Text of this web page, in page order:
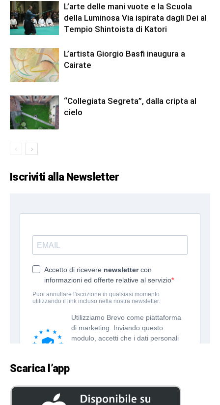
L’arte delle mani vuote e la Scuola
della Luminosa Via ispirata dagli Dei al
Tempio Shintoista di Katori
L’artista Giorgio Basfi inaugura a
Cairate
“Collegiata Segreta”, dalla cripta al
cielo
Iscriviti alla Newsletter
Scarica l’app